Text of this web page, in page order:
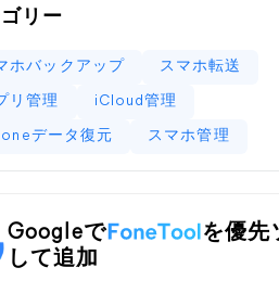
リー
ホバックアップ スマホ転送
リ管理 iCloud管理
データ復元 スマホ管理
Googleで
を優先
して追加